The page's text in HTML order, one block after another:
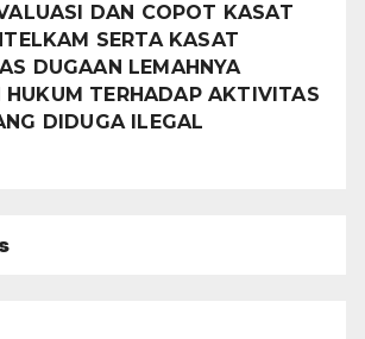
DAN COPOT KASAT
SERTA KASAT
DUGAAN LEMAHNYA
HUKUM TERHADAP AKTIVITAS
DIDUGA ILEGAL